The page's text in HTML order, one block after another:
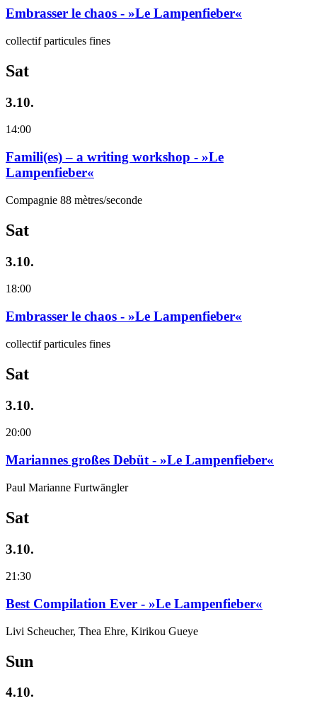
Embrasser le chaos - »Le Lampenfieber«
collectif particules fines
Sat
3.10.
14:00
Famili(es) – a writing workshop - »Le
Lampenfieber«
Compagnie 88 mètres/seconde
Sat
3.10.
18:00
Embrasser le chaos - »Le Lampenfieber«
collectif particules fines
Sat
3.10.
20:00
Mariannes großes Debüt - »Le Lampenfieber«
Paul Marianne Furtwängler
Sat
3.10.
21:30
Best Compilation Ever - »Le Lampenfieber«
Livi Scheucher, Thea Ehre, Kirikou Gueye
Sun
4.10.